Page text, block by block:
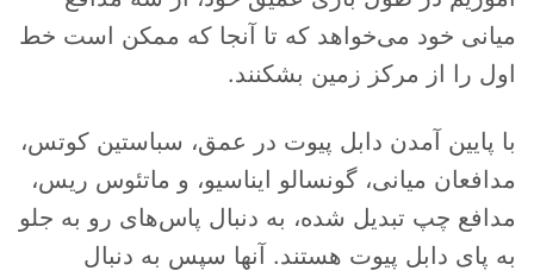
میانی خود می‌خواهد که تا آنجا که ممکن است خط
اول را از مرکز زمین بشکنند.
با پایین آمدن دابل پیوت در عمق، سباستین کوتس،
مدافعان میانی، گونسالو ایناسیو، و ماتئوس ریس،
مدافع چپ تبدیل شده، به دنبال پاس‌های رو به جلو
به پای دابل پیوت هستند. آنها سپس به دنبال